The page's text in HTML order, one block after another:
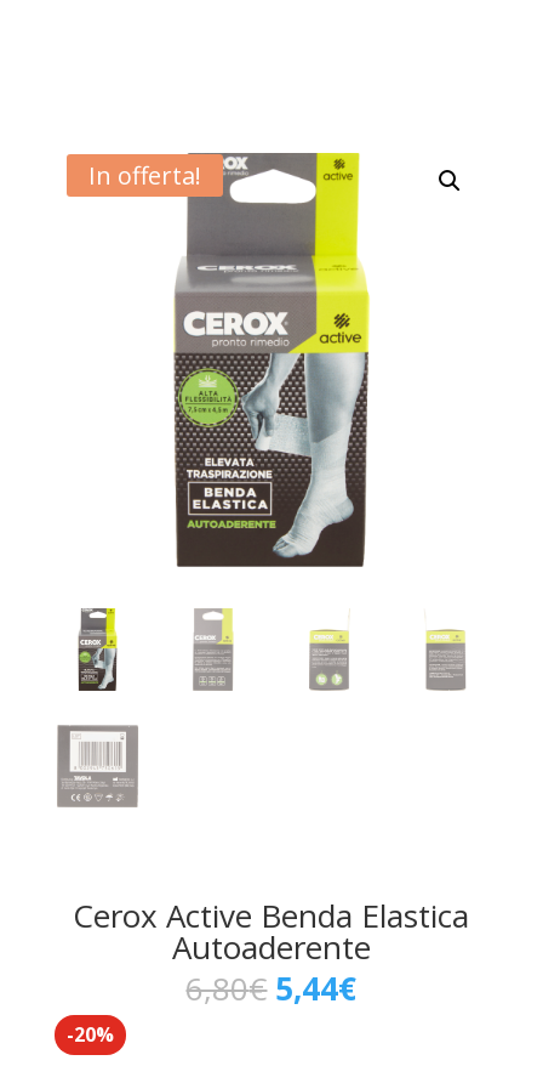
In offerta!
Cerox Active Benda Elastica
Autoaderente
6,80€ Il
prezzo
5,44€Il
-20%